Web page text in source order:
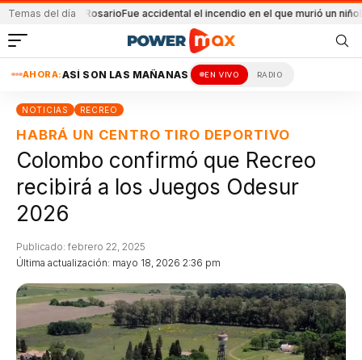
Temas del día
en Rosario Fue accidental el incendio en el que murió un niño
AHORA:ASÍ SON LAS MAÑANAS EN VIVO RADIO
NOTICIAS RECREO
HABRÁ UN CENTRO TIRO DEPORTIVO
Colombo confirmó que Recreo
recibirá a los Juegos Odesur
2026
Última actualización: mayo 18, 2026 2:36 pm
Publicado: febrero 22, 2025